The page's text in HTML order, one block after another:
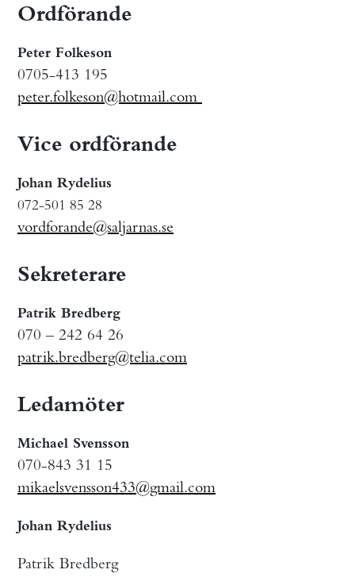
Ordförande
Peter Folkeson
0705-413 195
peter.folkeson@hotmail.com
Vice ordförande
Johan Rydelius
072-501 85 28
vordforande@saljarnas.se
Sekreterare
Patrik Bredberg
070 – 242 64 26
patrik.bredberg@telia.com
Ledamöter
Michael Svensson
070-843 31 15
mikaelsvensson433@gmail.com
Johan Rydelius
Patrik Bredberg